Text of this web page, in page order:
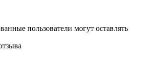
пользователи могут оставлять